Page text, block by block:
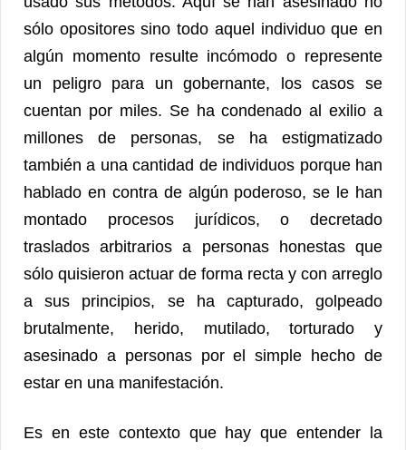
sólo opositores sino todo aquel individuo que en
algún momento resulte incómodo o represente
un peligro para un gobernante, los casos se
cuentan por miles. Se ha condenado al exilio a
millones de personas, se ha estigmatizado
también a una cantidad de individuos porque han
hablado en contra de algún poderoso, se le han
montado procesos jurídicos, o decretado
traslados arbitrarios a personas honestas que
sólo quisieron actuar de forma recta y con arreglo
a sus principios, se ha capturado, golpeado
brutalmente, herido, mutilado, torturado y
asesinado a personas por el simple hecho de
estar en una manifestación.
Es en este contexto que hay que entender la